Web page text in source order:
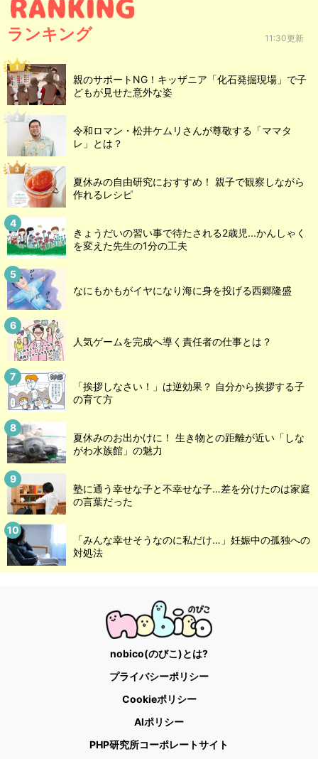
ランキング 11:30更新
親のサポートNG！キッザニア「化石発掘現場」で子
どもが見せた意外な姿
令和ロマン・松井ケムリさんが尊敬する「ママタ
レ」とは？
夏休みの自由研究におすすめ！ 親子で観察しながら
作れるレシピ
きょうだいの習い事で待たされる2歳児...かんしゃく
を変えた先生の1分の工夫
なにもかもがイヤになり海に身を投げる西郷隆盛
人気ゲームを完成へ導く責任者の仕事とは？
「挨拶しなさい！」は逆効果？ 自分から挨拶する子
の育て方
夏休みのお出かけに！ 生き物との距離が近い「しな
がわ水族館」の魅力
塾に通う幸せな子と不幸せな子…差を分けたのは家庭
の言葉だった
「みんな幸せそうなのに私だけ…」妊娠中の孤独への
対処法
nobico(のびこ)とは?
プライバシーポリシー
Cookieポリシー
AIポリシー
PHP研究所コーポレートサイト